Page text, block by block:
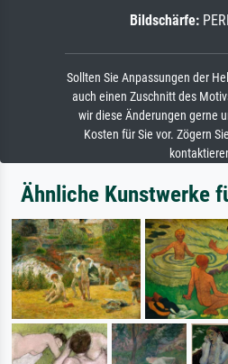
Bildschärfe:
Sollten Sie Anpassungen der
auch einen Zuschnitt des
wir diese Änderungen gerne
Kosten für Sie vor. Zögern
Ähnliche Kunstwerke